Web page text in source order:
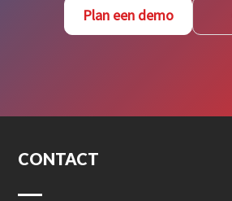
Plan een demo
CONTACT